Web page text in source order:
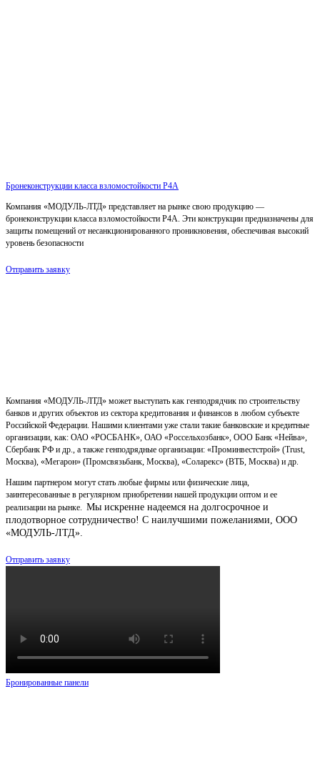
Бронеконструкции класса взломостойкости Р4А
Компания «МОДУЛЬ-ЛТД» представляет на рынке свою продукцию —
бронеконструкции класса взломостойкости Р4А. Эти конструкции предназначены для
защиты помещений от несанкционированного проникновения, обеспечивая высокий
уровень безопасности
Отправить заявку
Компания «МОДУЛЬ-ЛТД» может выступать как генподрядчик по строительству
банков и других объектов из сектора кредитования и финансов в любом субъекте
Российской Федерации. Нашими клиентами уже стали такие банковские и кредитные
организации, как: ОАО «РОСБАНК», ОАО «Россельхозбанк», ООО Банк «Нейва»,
Сбербанк РФ и др., а также генподрядные организации: «Проминвестстрой» (Trust,
Москва), «Мегарон» (Промсвязьбанк, Москва), «Соларекс» (ВТБ, Москва) и др.
Нашим партнером могут стать любые фирмы или физические лица,
заинтересованные в регулярном приобретении нашей продукции оптом и ее
реализации на рынке. Мы искренне надеемся на долгосрочное и
плодотворное сотрудничество! С наилучшими пожеланиями, ООО
«МОДУЛЬ-ЛТД».
Отправить заявку
Бронированные панели